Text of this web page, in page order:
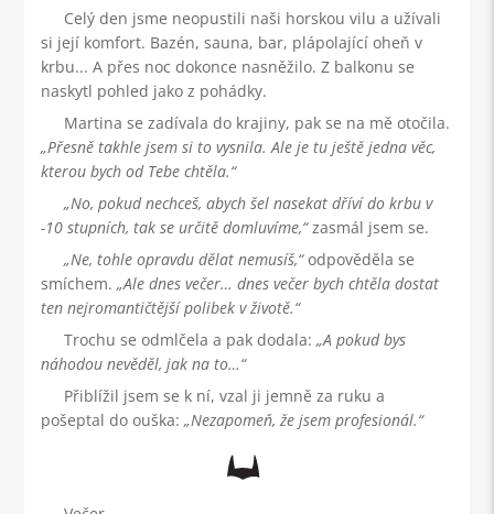
Celý den jsme neopustili naši horskou vilu a užívali
si její komfort. Bazén, sauna, bar, plápolající oheň v
krbu... A přes noc dokonce nasněžilo. Z balkonu se
naskytl pohled jako z pohádky.
Martina se zadívala do krajiny, pak se na mě otočila.
Přesně takhle jsem si to vysnila. Ale je tu ještě jedna věc,
kterou bych od Tebe chtěla.
No, pokud nechceš, abych šel nasekat dříví do krbu v
-10 stupních, tak se určitě domluvíme, zasmál jsem se.
Ne, tohle opravdu dělat nemusíš, odpověděla se
smíchem. Ale dnes večer… dnes večer bych chtěla dostat
ten nejromantičtější polibek v životě.
Trochu se odmlčela a pak dodala: A pokud bys
náhodou nevěděl, jak na to…
Přiblížil jsem se k ní, vzal ji jemně za ruku a
pošeptal do ouška: Nezapomeň, že jsem profesionál.